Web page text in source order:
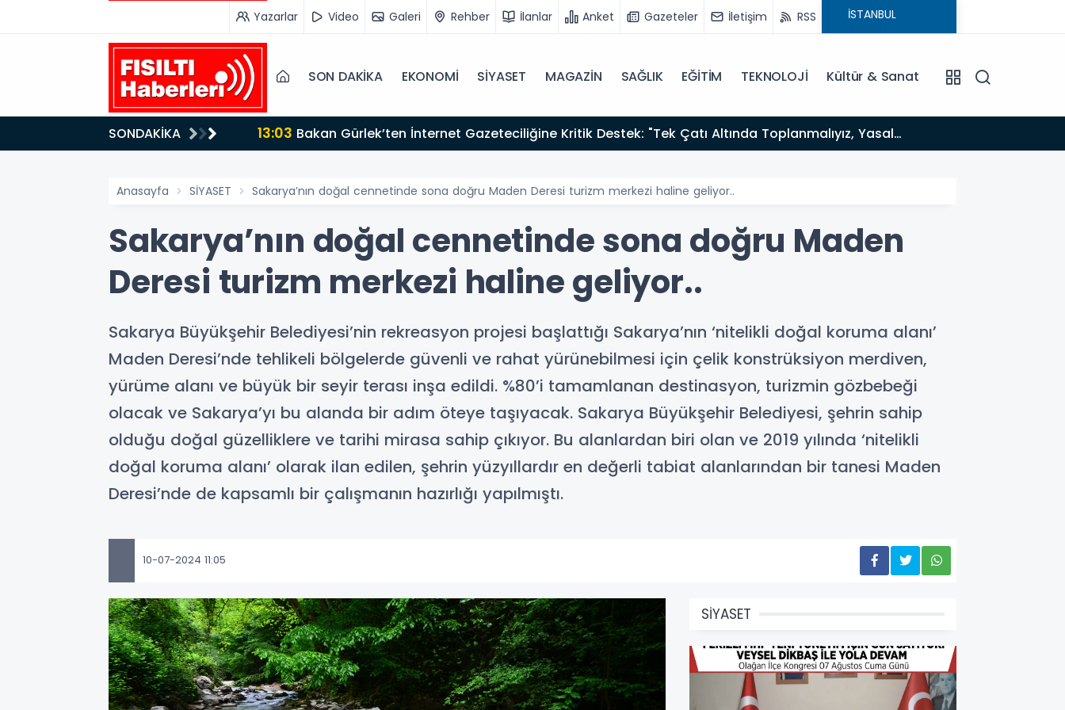
Yazarlar Video Galeri Rehber İlanlar Anket Gazeteler İletişim RSS
SON DAKİKA EKONOMİ SİYASET MAGAZİN SAĞLIK EĞİTİM TEKNOLOJİ Kültür & Sanat
SONDAKİKA 12:12Fısıltı Haberleri Yazarı Dr. Canan Yılmaz’a Uluslararası Alanda Büyük Onur: “Dr. A.P.J. Abdul Kalam
İlham Ödülü 2026”
Anasayfa SİYASET Sakarya’nın doğal cennetinde sona doğru Maden Deresi turizm merkezi haline geliyor..
Sakarya’nın doğal cennetinde sona doğru Maden
Deresi turizm merkezi haline geliyor..
Sakarya Büyükşehir Belediyesi’nin rekreasyon projesi başlattığı Sakarya’nın ‘nitelikli doğal koruma alanı’
Maden Deresi’nde tehlikeli bölgelerde güvenli ve rahat yürünebilmesi için çelik konstrüksiyon merdiven,
yürüme alanı ve büyük bir seyir terası inşa edildi. %80’i tamamlanan destinasyon, turizmin gözbebeği
olacak ve Sakarya’yı bu alanda bir adım öteye taşıyacak. Sakarya Büyükşehir Belediyesi, şehrin sahip
olduğu doğal güzelliklere ve tarihi mirasa sahip çıkıyor. Bu alanlardan biri olan ve 2019 yılında ‘nitelikli
doğal koruma alanı’ olarak ilan edilen, şehrin yüzyıllardır en değerli tabiat alanlarından bir tanesi Maden
Deresi’nde de kapsamlı bir çalışmanın hazırlığı yapılmıştı.
10-07-2024 11:05
SİYASET